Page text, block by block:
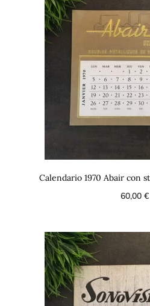
Calendario 1970 Abair con
60,00€